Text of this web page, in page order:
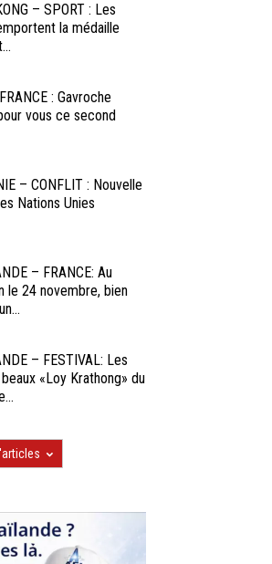
– SPORT : Les
la médaille
: Gavroche
vous ce second
– CONFLIT : Nouvelle
Nations Unies
– FRANCE: Au
le 24 novembre, bien
– FESTIVAL: Les
«Loy Krathong» du